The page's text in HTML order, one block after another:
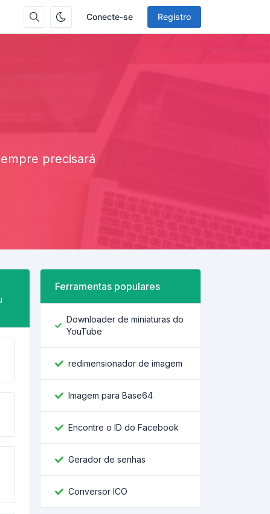
Conecte-se Registro
precisará
Ferramentas populares
Downloader de miniaturas do
YouTube
redimensionador de imagem
Imagem para Base64
Encontre o ID do Facebook
Gerador de senhas
Conversor ICO